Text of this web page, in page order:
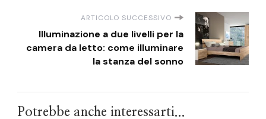
ARTICOLO SUCCESSIVO
Illuminazione a due livelli per la
camera da letto: come illuminare
la stanza del sonno
Potrebbe anche interessarti...